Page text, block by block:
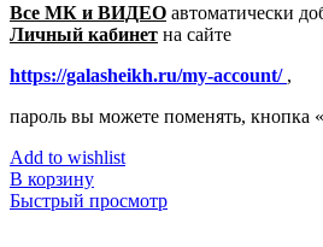
Все МК и ВИДЕО автоматически
Личный кабинет на сайте
https://galasheikh.ru/my-account/ ,
пароль вы можете поменять, кнопка
Add to wishlist
В корзину
Быстрый просмотр